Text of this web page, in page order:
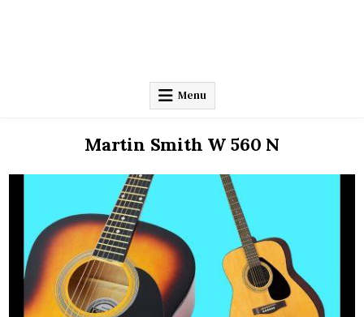
Menu
Martin Smith W 560 N